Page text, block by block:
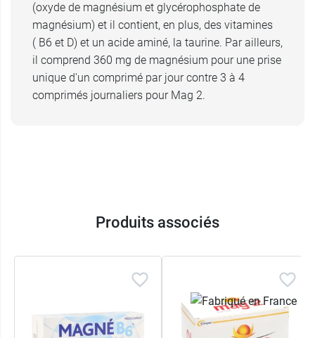
(oxyde de magnésium et glycérophosphate de
magnésium) et il contient, en plus, des vitamines
( B6 et D) et un acide aminé, la taurine. Par ailleurs,
il comprend 360 mg de magnésium pour une prise
unique d'un comprimé par jour contre 3 à 4
comprimés journaliers pour Mag 2.
Produits associés